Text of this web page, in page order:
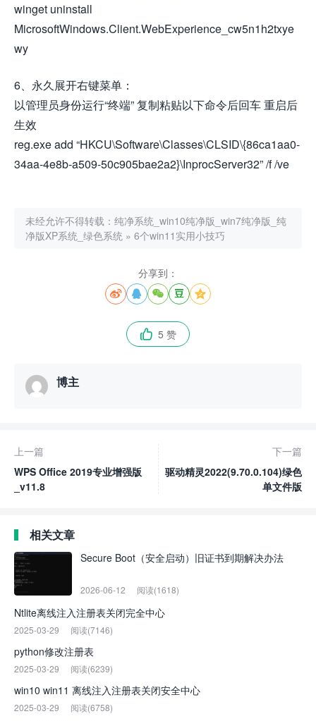
winget uninstall
MicrosoftWindows.Client.WebExperience_cw5n1h2txye
wy
6、永久展开右键菜单：
以管理员身份运行“终端” 复制粘贴以下命令后回车 重启后
生效
reg.exe add “HKCU\Software\Classes\CLSID\{86ca1aa0-
34aa-4e8b-a509-50c905bae2a2}\InprocServer32” /f /ve
未经允许不得转载： 纯净系统_win10纯净版_win7纯净版_纯
净版XP系统_绿色系统 » 6个win11实用小技巧
分享到：
    
 5 赞
博主
上一篇
WPS Office 2019专业增强版
_v11.8
下一篇
驱动精灵2022(9.70.0.104)绿色
单文件版
相关文章
Secure Boot（安全启动）旧证书到期解决办法
2026-06-12 阅读(1618)
Ntlite离线注入注册表关闭完全中心
2025-03-29 阅读(7146)
python修改注册表
2025-03-29 阅读(6239)
win10 win11 离线注入注册表关闭安全中心
2025-03-29 阅读(6758)